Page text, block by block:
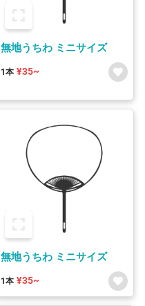
無地うちわ ミニサイズ
1本 ¥35~
無地うちわ ミニサイズ
1本 ¥35~